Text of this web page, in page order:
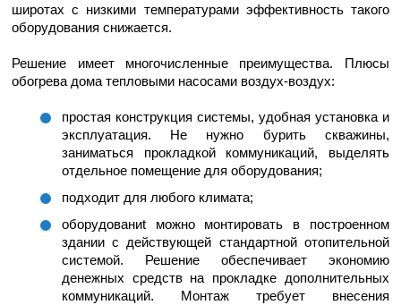
широтах с низкими температурами эффективность такого
оборудования снижается.
Решение имеет многочисленные преимущества. Плюсы
обогрева дома тепловыми насосами воздух-воздух:
простая конструкция системы, удобная установка и
эксплуатация. Не нужно бурить скважины,
заниматься прокладкой коммуникаций, выделять
отдельное помещение для оборудования;
подходит для любого климата;
оборудованиt можно монтировать в построенном
здании с действующей стандартной отопительной
системой. Решение обеспечивает экономию
денежных средств на прокладке дополнительных
коммуникаций. Монтаж требует внесения